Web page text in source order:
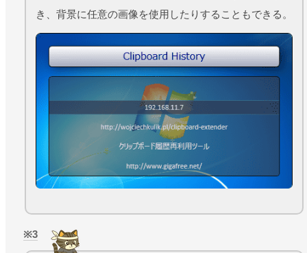
き、背景に任意の画像を使用したりすることもできる。
3